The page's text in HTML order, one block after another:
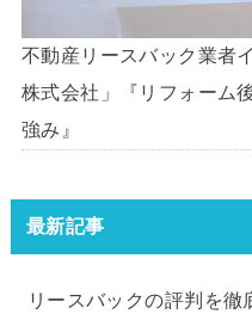
不動産リースバック業者
株式会社」『リフォーム
強み』
最新記事
リースバックの評判を